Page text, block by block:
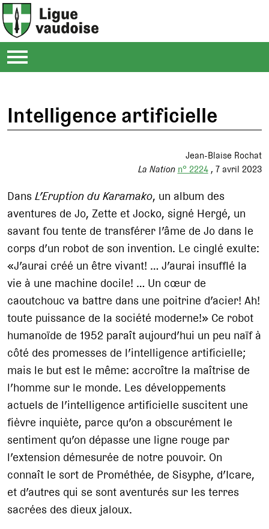
Intelligence artificielle
Jean-Blaise Rochat
La Nation n° 2224 7 avril 2023
DansL’Eruption du Karamako, un album des
aventures de Jo, Zette et Jocko, signé Hergé, un
savant fou tente de transférer l’âme de Jo dans le
corps d’un robot de son invention. Le cinglé exulte:
«J’aurai créé un être vivant! … J’aurai insufflé la
vie à une machine docile! … Un cœur de
caoutchouc va battre dans une poitrine d’acier! Ah!
toute puissance de la société moderne!» Ce robot
humanoïde de 1952 paraît aujourd’hui un peu naïf à
côté des promesses de l’intelligence artificielle;
mais le but est le même: accroître la maîtrise de
l’homme sur le monde. Les développements
actuels de l’intelligence artificielle suscitent une
fièvre inquiète, parce qu’on a obscurément le
sentiment qu’on dépasse une ligne rouge par
l’extension démesurée de notre pouvoir. On
connaît le sort de Prométhée, de Sisyphe, d’Icare,
et d’autres qui se sont aventurés sur les terres
sacrées des dieux jaloux.